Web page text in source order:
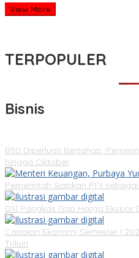
View More
TERPOPULER
Bisnis
B50 Diperluas Bertahap,
hingga Oktober
Pemerintah Siapkan PFII
DSI Pangkas Gap Harga
Capaian Ekonomi Semester I
Triliun